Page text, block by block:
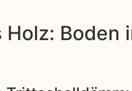
Boden